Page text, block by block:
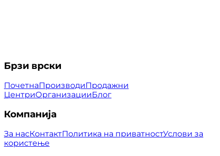
Брзи врски
ПочетнаПроизводиПродажни
ЦентриОрганизацииБлог
Компанија
За насКонтактПолитика на приватностУслови за
користење